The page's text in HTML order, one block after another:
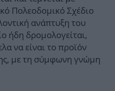
Πολεοδομικό Σχέδιο
ανάπτυξη του
ήδη δρομολογείται,
να είναι το προϊόν
με τη σύμφωνη γνώμη